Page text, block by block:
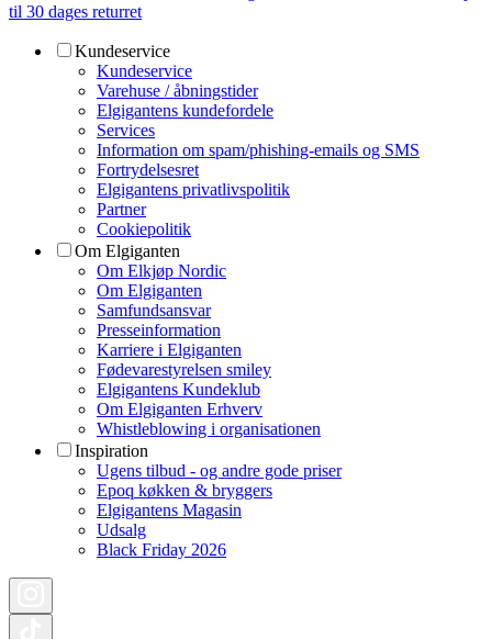
til 30 dages returret
Kundeservice
Kundeservice
Varehuse / åbningstider
Elgigantens kundefordele
Services
Information om spam/phishing-emails og SMS
Fortrydelsesret
Elgigantens privatlivspolitik
Partner
Cookiepolitik
Om Elgiganten
Om Elkjøp Nordic
Om Elgiganten
Samfundsansvar
Presseinformation
Karriere i Elgiganten
Fødevarestyrelsen smiley
Elgigantens Kundeklub
Om Elgiganten Erhverv
Whistleblowing i organisationen
Inspiration
Ugens tilbud - og andre gode priser
Epoq køkken & bryggers
Elgigantens Magasin
Udsalg
Black Friday 2026